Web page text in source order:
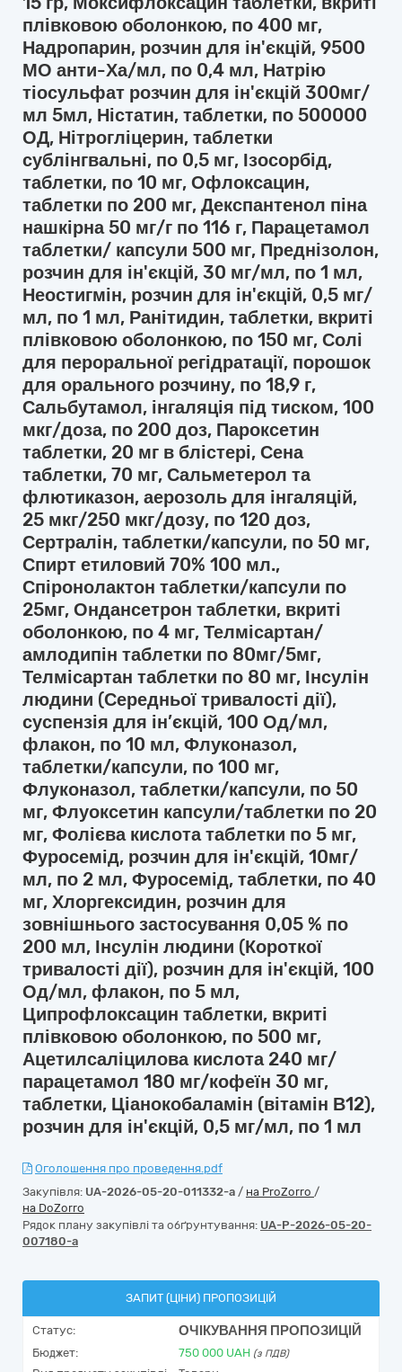
плівковою оболонкою, по 400 мг,
Надропарин, розчин для ін'єкцій, 9500
МО анти-Ха/мл, по 0,4 мл, Натрію
тіосульфат розчин для ін'єкцій 300мг/
мл 5мл, Ністатин, таблетки, по 500000
ОД, Нітрогліцерин, таблетки
сублінгвальні, по 0,5 мг, Ізосорбід,
таблетки, по 10 мг, Офлоксацин,
таблетки по 200 мг, Декспантенол піна
нашкірна 50 мг/г по 116 г, Парацетамол
таблетки/ капсули 500 мг, Преднізолон,
розчин для ін'єкцій, 30 мг/мл, по 1 мл,
Неостигмін, розчин для ін'єкцій, 0,5 мг/
мл, по 1 мл, Ранітидин, таблетки, вкриті
плівковою оболонкою, по 150 мг, Солі
для пероральної регідратації, порошок
для орального розчину, по 18,9 г,
Сальбутамол, інгаляція під тиском, 100
мкг/доза, по 200 доз, Пароксетин
таблетки, 20 мг в блістері, Сена
таблетки, 70 мг, Сальметерол та
флютиказон, аерозоль для інгаляцій,
25 мкг/250 мкг/дозу, по 120 доз,
Сертралін, таблетки/капсули, по 50 мг,
Спирт етиловий 70% 100 мл.,
Спіронолактон таблетки/капсули по
25мг, Ондансетрон таблетки, вкриті
оболонкою, по 4 мг, Телмісартан/
амлодипін таблетки по 80мг/5мг,
Телмісартан таблетки по 80 мг, Інсулін
людини (Середньої тривалості дії),
суспензія для ін’єкцій, 100 Од/мл,
флакон, по 10 мл, Флуконазол,
таблетки/капсули, по 100 мг,
Флуконазол, таблетки/капсули, по 50
мг, Флуоксетин капсули/таблетки по 20
мг, Фолієва кислота таблетки по 5 мг,
Фуросемід, розчин для ін'єкцій, 10мг/
мл, по 2 мл, Фуросемід, таблетки, по 40
мг, Хлоргексидин, розчин для
зовнішнього застосування 0,05 % по
200 мл, Інсулін людини (Короткої
тривалості дії), розчин для ін'єкцій, 100
Од/мл, флакон, по 5 мл,
Ципрофлоксацин таблетки, вкриті
плівковою оболонкою, по 500 мг,
Ацетилсаліцилова кислота 240 мг/
парацетамол 180 мг/кофеїн 30 мг,
таблетки, Ціанокобаламін (вітамін В12),
розчин для ін'єкцій, 0,5 мг/мл, по 1 мл
Оголошення про проведення.pdf
Закупівля: UA-2026-05-20-011332-a / на ProZorro /
на DoZorro
Рядок плану закупівлі та обґрунтування: UA-P-2026-05-20-
007180-a
ЗАПИТ (ЦІНИ) ПРОПОЗИЦІЙ
Статус: ОЧІКУВАННЯ ПРОПОЗИЦІЙ
Бюджет: 750 000 UAH (з ПДВ)